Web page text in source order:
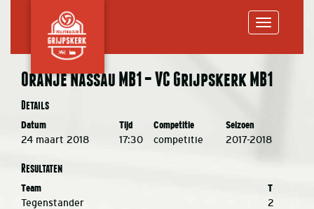
Oranje Nassau MB1 – VC Grijpskerk MB1
Details
Datum Tijd Competitie Seizoen
24 maart 2018 17:30 competitie 2017-2018
Resultaten
Team T
Tegenstander
2